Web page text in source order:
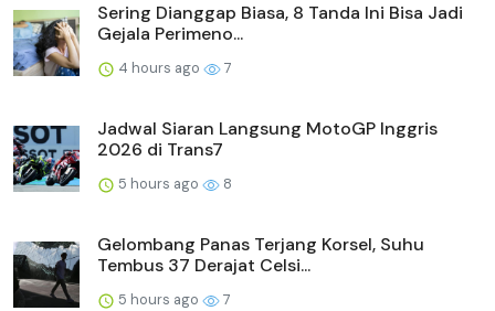
Sering Dianggap Biasa, 8 Tanda Ini Bisa Jadi
Gejala Perimeno...
4 hours ago 7
Jadwal Siaran Langsung MotoGP Inggris
2026 di Trans7
5 hours ago 8
Gelombang Panas Terjang Korsel, Suhu
Tembus 37 Derajat Celsi...
5 hours ago 7